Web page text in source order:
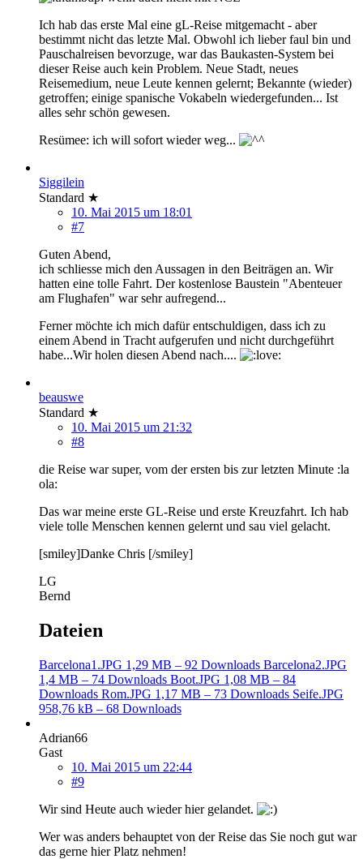
Ich hab das erste Mal eine gL-Reise mitgemacht - aber
bestimmt nicht das letzte Mal. Obwohl ich lieber faul bin und
Pauschalreisen bevorzuge, war das Baukasten-System bei
dieser Reise auch kein Problem. Neue Stadt, neues
Reisemedium, neue Leute kennen gelernt; Bekannte (wieder)
getroffen; einige spanische Vokabeln wiedergefunden... Ist
alles sehr schön gewesen.
Resümee: ich will sofort wieder weg...
Siggilein
Standard ★
10. Mai 2015 um 18:01
#7
Guten Abend,
ich schliesse mich den Aussagen in den Beiträgen an. Wir
hatten eine tolle Fahrt. Der kostenlose Baustein "Abenteuer
am Flughafen" war sehr aufregend...
Ferner möchte ich mich dafür entschuldigen, dass ich zu
einem Abend in Tracht aufgerufen und nicht durchgeführt
habe...Wir holen diesen Abend nach....
beauswe
Standard ★
10. Mai 2015 um 21:32
#8
die Reise war super, vom der ersten bis zur letzten Minute :la
ola:
Das war meine erste GL-Reise und erste Kreuzfahrt. Ich hab
viele tolle Menschen kennen gelernt und sau viel gelacht.
[smiley]Danke Chris [/smiley]
LG
Bernd
Dateien
Barcelona1.JPG 1,29 MB – 92 Downloads Barcelona2.JPG
1,4 MB – 74 Downloads Boot.JPG 1,08 MB – 84
Downloads Rom.JPG 1,17 MB – 73 Downloads Seife.JPG
958,76 kB – 68 Downloads
Adrian66
Gast
10. Mai 2015 um 22:44
#9
Wir sind Heute auch wieder hier gelandet.
Wer was anders behauptet von der Reise das Sie noch gut war
das gerne hier Platz nehmen!